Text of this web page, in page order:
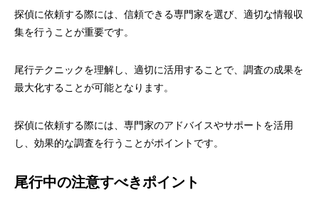
探偵に依頼する際には、信頼できる専門家を選び、適切な情報収
集を行うことが重要です。
尾行テクニックを理解し、適切に活用することで、調査の成果を
最大化することが可能となります。
探偵に依頼する際には、専門家のアドバイスやサポートを活用
し、効果的な調査を行うことがポイントです。
尾行中の注意すべきポイント